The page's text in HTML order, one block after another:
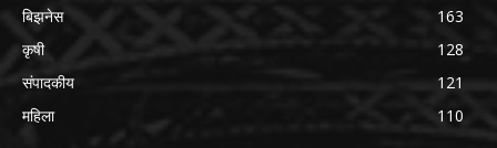
बिझनेस
163
कृषी
128
संपादकीय
121
महिला
110